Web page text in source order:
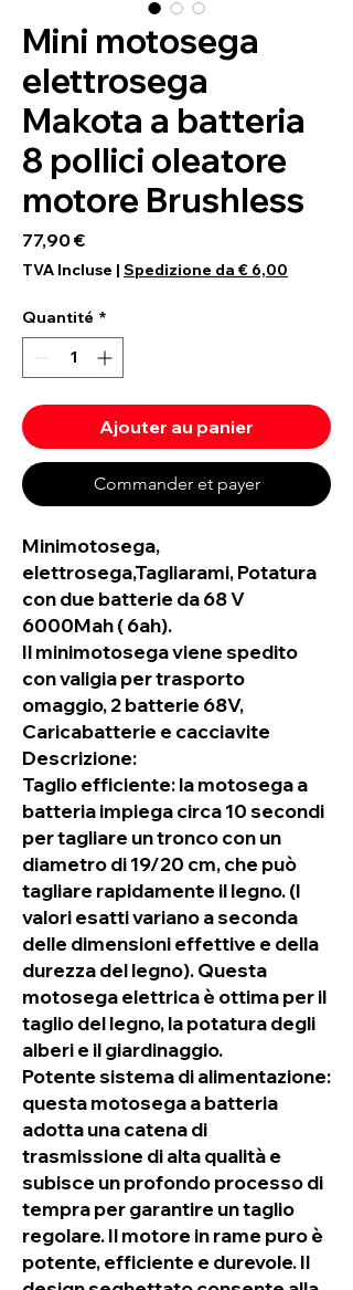
Mini motosega
elettrosega
Makota a batteria
8 pollici oleatore
motore Brushless
77,90 €Prix
TVA Incluse | Spedizione da € 6,00
Quantité *
Ajouter au panier
Commander et payer
Minimotosega,
elettrosega,Tagliarami, Potatura
con due batterie da 68 V
6000Mah ( 6ah).
Il minimotosega viene spedito
con valigia per trasporto
omaggio, 2 batterie 68V,
Caricabatterie e cacciavite
Descrizione:
Taglio efficiente: la motosega a
batteria impiega circa 10 secondi
per tagliare un tronco con un
diametro di 19/20 cm, che può
tagliare rapidamente il legno. (I
valori esatti variano a seconda
delle dimensioni effettive e della
durezza del legno). Questa
motosega elettrica è ottima per il
taglio del legno, la potatura degli
alberi e il giardinaggio.
Potente sistema di alimentazione:
questa motosega a batteria
adotta una catena di
trasmissione di alta qualità e
subisce un profondo processo di
tempra per garantire un taglio
regolare. Il motore in rame puro è
potente, efficiente e durevole. Il